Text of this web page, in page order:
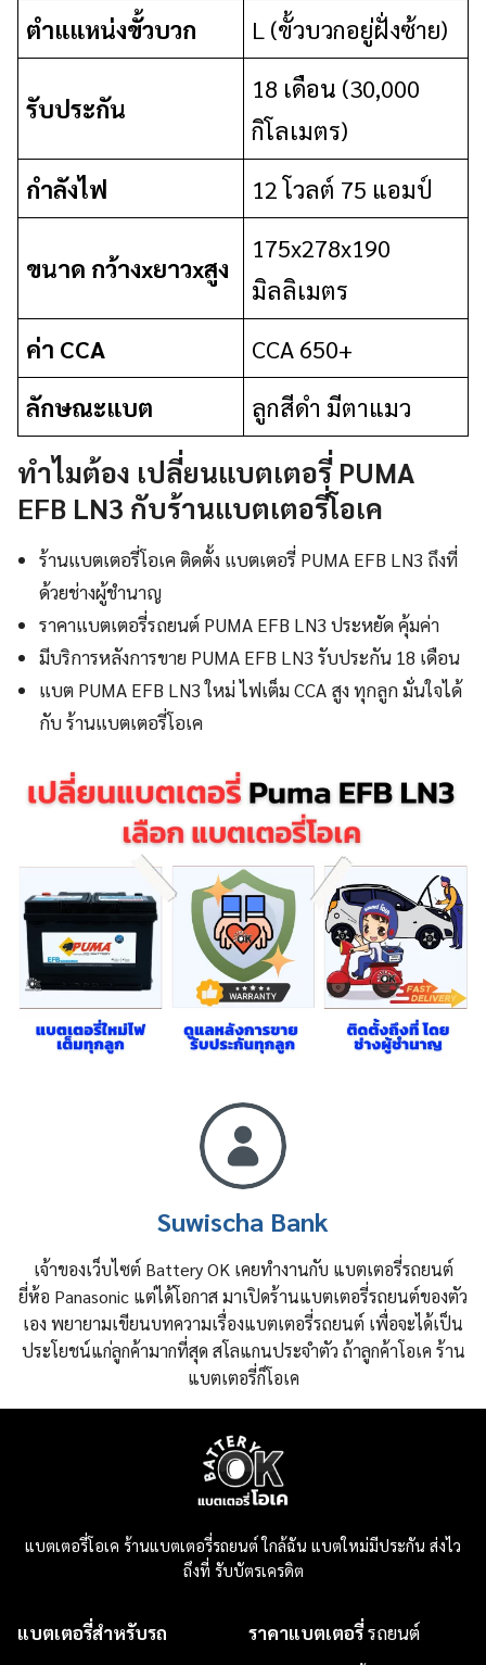
ตำแแหน่งขั้วบวก
L (ขั้วบวกอยู่ฝั่งซ้าย)
รับประกัน
18 เดือน (30,000
กิโลเมตร)
กำลังไฟ
12 โวลต์ 75 แอมป์
ขนาด กว้างxยาวxสูง
175x278x190
มิลลิเมตร
ค่า CCA
CCA 650+
ลักษณะแบต
ลูกสีดำ มีตาแมว
ทำไมต้อง เปลี่ยนแบตเตอรี่ PUMA
EFB LN3 กับร้านแบตเตอรี่โอเค
ร้านแบตเตอรี่โอเค ติดตั้ง แบตเตอรี่ PUMA EFB LN3 ถึงที่
ด้วยช่างผู้ชำนาญ
ราคาแบตเตอรี่รถยนต์ PUMA EFB LN3 ประหยัด คุ้มค่า
มีบริการหลังการขาย PUMA EFB LN3 รับประกัน 18 เดือน
แบต PUMA EFB LN3 ใหม่ ไฟเต็ม CCA สูง ทุกลูก มั่นใจได้
กับ ร้านแบตเตอรี่โอเค
Suwischa Bank
เจ้าของเว็บไซต์ Battery OK เคยทำงานกับ แบตเตอรี่รถยนต์
ยี่ห้อ Panasonic แต่ได้โอกาส มาเปิดร้านแบตเตอรี่รถยนต์ของตัว
เอง พยายามเขียนบทความเรื่องแบตเตอรี่รถยนต์ เพื่อจะได้เป็น
ประโยชน์แก่ลูกค้ามากที่สุด สโลแกนประจำตัว ถ้าลูกค้าโอเค ร้าน
แบตเตอรี่ก็โอเค
แบตเตอรี่โอเค ร้านแบตเตอรี่รถยนต์ ใกล้ฉัน แบตใหม่มีประกัน ส่งไว
ถึงที่ รับบัตรเครดิต
แบตเตอรี่สำหรับรถ ราคาแบตเตอรี่รถยนต์